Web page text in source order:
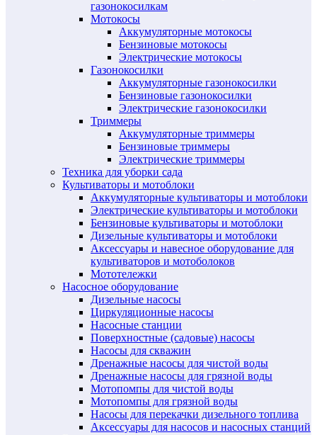
газонокосилкам
Мотокосы
Аккумуляторные мотокосы
Бензиновые мотокосы
Электрические мотокосы
Газонокосилки
Аккумуляторные газонокосилки
Бензиновые газонокосилки
Электрические газонокосилки
Триммеры
Аккумуляторные триммеры
Бензиновые триммеры
Электрические триммеры
Техника для уборки сада
Культиваторы и мотоблоки
Аккумуляторные культиваторы и мотоблоки
Электрические культиваторы и мотоблоки
Бензиновые культиваторы и мотоблоки
Дизельные культиваторы и мотоблоки
Аксессуары и навесное оборудование для
культиваторов и мотоболоков
Мототележки
Насосное оборудование
Дизельные насосы
Циркуляционные насосы
Насосные станции
Поверхностные (садовые) насосы
Насосы для скважин
Дренажные насосы для чистой воды
Дренажные насосы для грязной воды
Мотопомпы для чистой воды
Мотопомпы для грязной воды
Насосы для перекачки дизельного топлива
Аксессуары для насосов и насосных станций